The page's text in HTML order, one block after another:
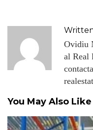
Ovidiu
al Real
You May Also Like